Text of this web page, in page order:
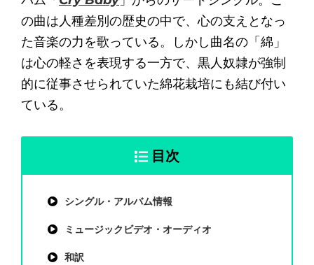
の曲は人種差別の歴史の中で、心の支えとなっ
た音楽の力を歌っている。しかし曲名の「綿」
は心の軽さを表現する一方で、黒人奴隷が強制
的に従事させられていた綿花栽培にも結び付い
ている。
目次
シングル・アルバム情報
ミュージックビデオ・オーディオ
和訳